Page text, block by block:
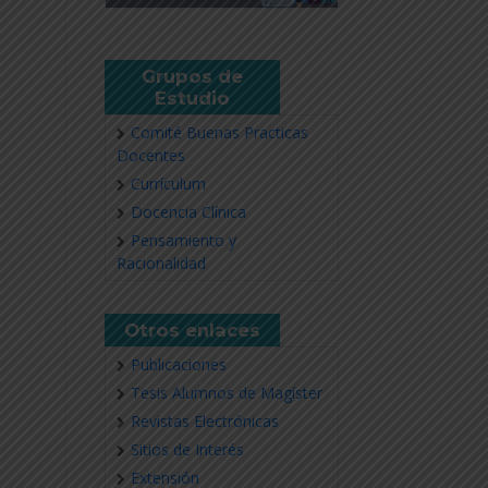
Grupos de
Estudio
Comité Buenas Practicas
Docentes
Currículum
Docencia Clínica
Pensamiento y
Racionalidad
Otros enlaces
Publicaciones
Tesis Alumnos de Magíster
Revistas Electrónicas
Sitios de Interés
Extensión